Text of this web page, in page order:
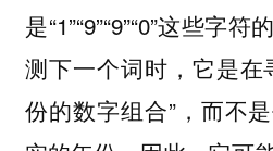
是“1”“9”“9”“0”这些字
测下一个词时，它是在
份的数字组合”，而不